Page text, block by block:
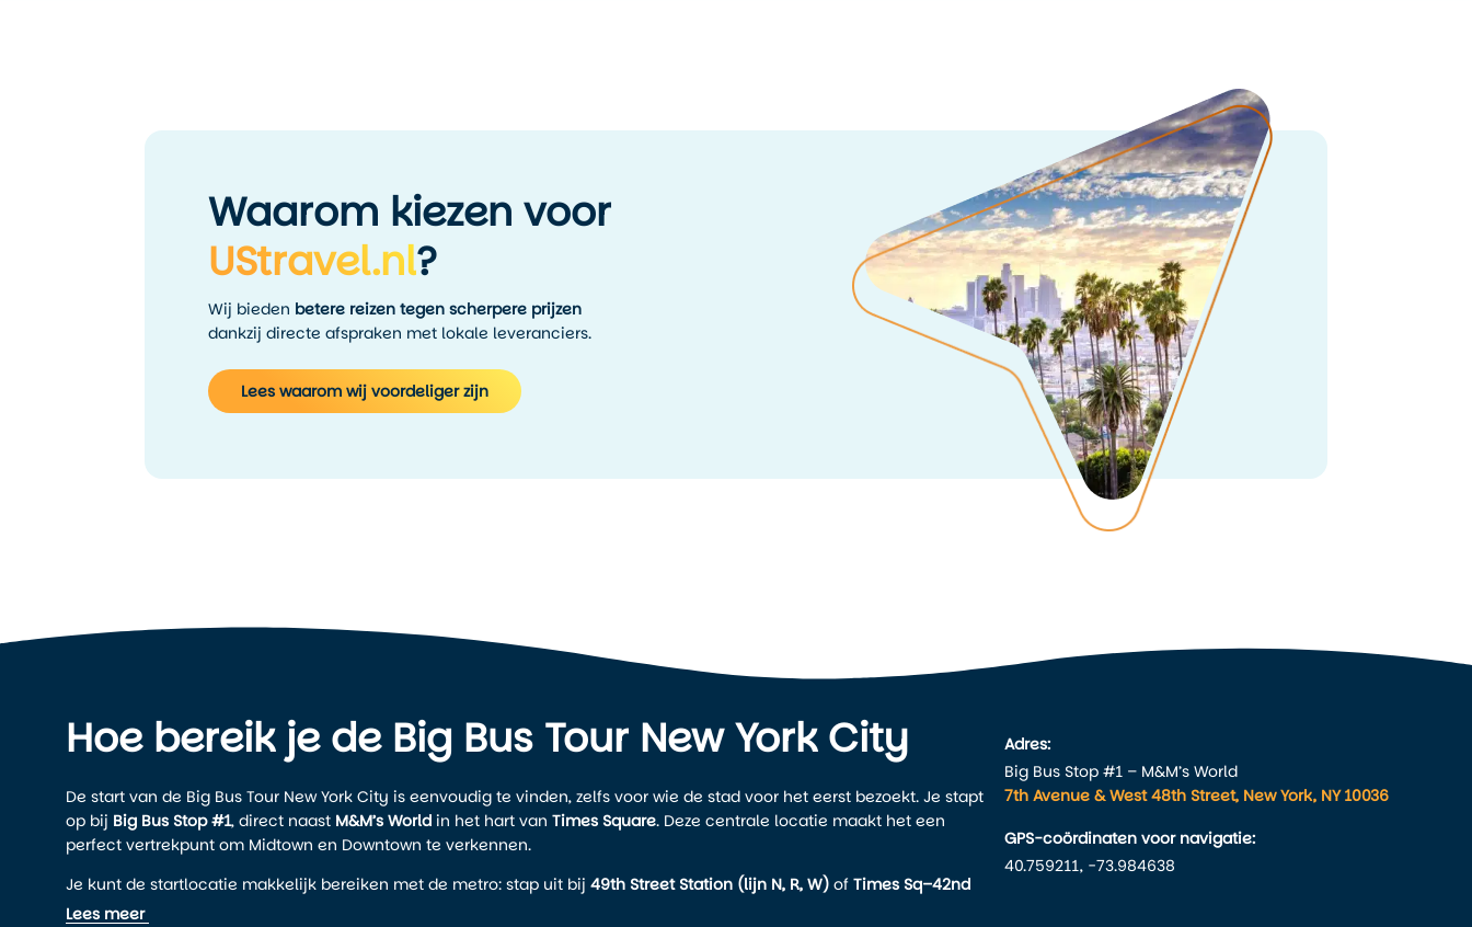
Waarom kiezen voor
UStravel.nl?
Wij bieden betere reizen tegen scherpere prijzen
dankzij directe afspraken met lokale leveranciers.
Lees waarom wij voordeliger zijn
Hoe bereik je de Big Bus Tour New York City
De start van de Big Bus Tour New York City is eenvoudig te vinden, zelfs voor wie de stad voor het eerst bezoekt. Je stapt
op bij Big Bus Stop #1, direct naast M&M’s World in het hart van Times Square. Deze centrale locatie maakt het een
perfect vertrekpunt om Midtown en Downtown te verkennen.
Je kunt de startlocatie makkelijk bereiken met de metro: stap uit bij 49th Street Station (lijn N, R, W) of Times Sq–42nd
Street Station (lijnen 1, 2, 3, 7, A, C, E)
Lees meer
Adres:
Big Bus Stop #1 – M&M’s World
7th Avenue & West 48th Street, New York, NY 10036
GPS-coördinaten voor navigatie:
40.759211, -73.984638